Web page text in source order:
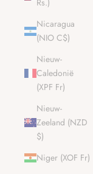
Rs.)
Nicaragua
(NIO C$)
Nieuw-
Caledonië
(XPF Fr)
Nieuw-
Zeeland (NZD
$)
Niger (XOF Fr)